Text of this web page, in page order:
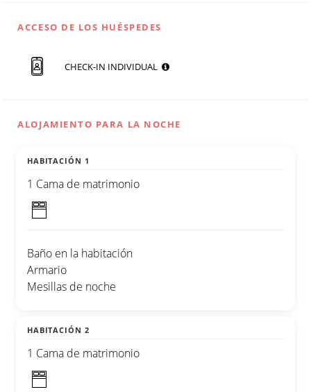
ACCESO DE LOS HUÉSPEDES
CHECK-IN INDIVIDUAL
ALOJAMIENTO PARA LA NOCHE
HABITACIÓN 1
1 Cama de matrimonio
Baño en la habitación
Armario
Mesillas de noche
HABITACIÓN 2
1 Cama de matrimonio